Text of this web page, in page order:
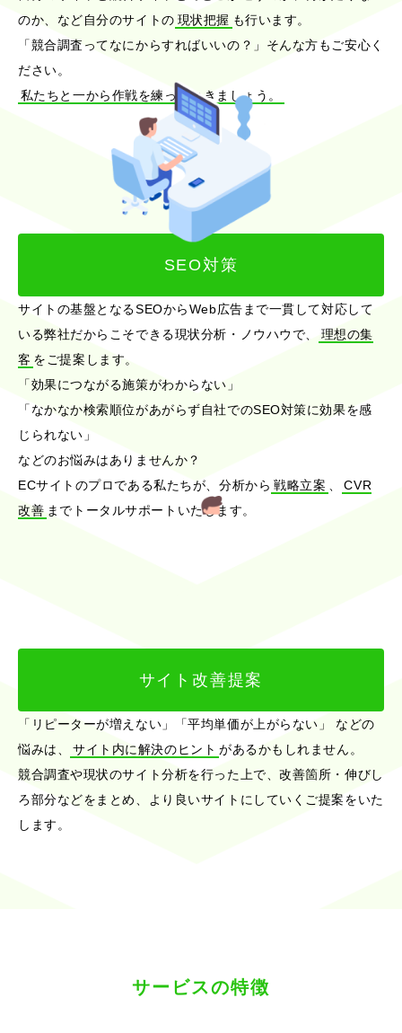
のか、など自分のサイトの 現状把握 も行います。
「競合調査ってなにからすればいいの？」そんな方もご安心く
ださい。
私たちと一から作戦を練っていきましょう。
サイトの基盤となるSEOからWeb広告まで一貫して対応して
いる弊社だからこそできる現状分析・ノウハウで、
理想の集
客 をご提案します。
「効果につながる施策がわからない」
「なかなか検索順位があがらず自社でのSEO対策に効果を感
じられない」
などのお悩みはありませんか？
ECサイトのプロである私たちが、分析から 戦略立案
CVR
改善 までトータルサポートいたします。
SEO対策
サイト改善提案
「リピーターが増えない」「平均単価が上がらない」
などの
悩みは、
サイト内に解決のヒント があるかもしれません。
競合調査や現状のサイト分析を行った上で、改善箇所・伸びし
ろ部分などをまとめ、より良いサイトにしていくご提案をいた
します。
サービスの特徴